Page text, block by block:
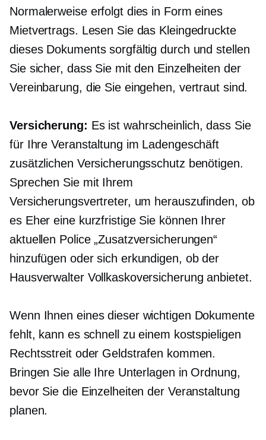
Normalerweise erfolgt dies in Form eines
Mietvertrags. Lesen Sie das Kleingedruckte
dieses Dokuments sorgfältig durch und stellen
Sie sicher, dass Sie mit den Einzelheiten der
Vereinbarung, die Sie eingehen, vertraut sind.
Versicherung: Es ist wahrscheinlich, dass Sie
für Ihre Veranstaltung im Ladengeschäft
zusätzlichen Versicherungsschutz benötigen.
Sprechen Sie mit Ihrem
Versicherungsvertreter, um herauszufinden, ob
es Eher eine kurzfristigeSie können Ihrer
aktuellen Police „Zusatzversicherungen“
hinzufügen oder sich erkundigen, ob der
Hausverwalter Vollkaskoversicherung anbietet.
Wenn Ihnen eines dieser wichtigen Dokumente
fehlt, kann es schnell zu einem kostspieligen
Rechtsstreit oder Geldstrafen kommen.
Bringen Sie alle Ihre Unterlagen in Ordnung,
bevor Sie die Einzelheiten der Veranstaltung
planen.